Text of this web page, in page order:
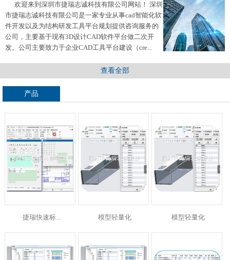
欢迎来到深圳市捷瑞志诚科技有限公司网站！ 深圳
市捷瑞志诚科技有限公司是一家专业从事cad智能化软
件开发以及为结构研发工具平台规划提供咨询服务的
公司，主要基于现有3D设计CAD软件平台做二次开
发。公司主要致力于企业CAD工具平台建设（cre...
查看全部
产品
捷瑞快速标... 模型轻量化 模型轻量化